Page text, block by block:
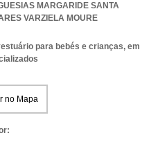
MARGARIDE SANTA
VARZIELA MOURE
para bebés e crianças, em
no Mapa